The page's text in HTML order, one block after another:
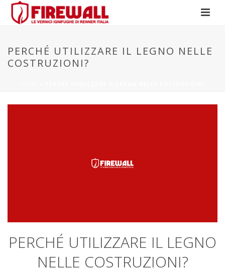
PERCHÉ UTILIZZARE IL LEGNO NELLE
COSTRUZIONI?
PERCHÉ UTILIZZARE IL LEGNO
NELLE COSTRUZIONI?